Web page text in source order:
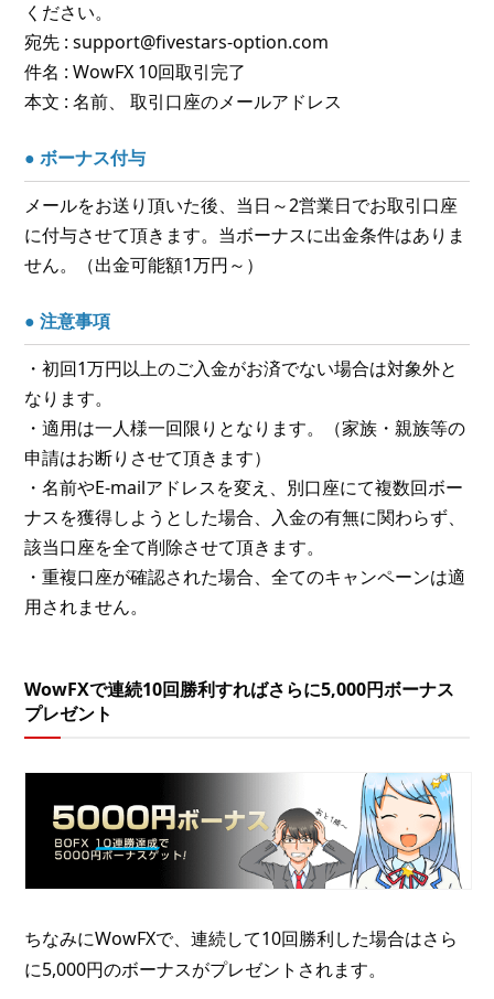
ください。
宛先 : support@fivestars-option.com
件名 : WowFX 10回取引完了
本文 : 名前、 取引口座のメールアドレス
● ボーナス付与
メールをお送り頂いた後、当日～2営業日でお取引口座
に付与させて頂きます。当ボーナスに出金条件はありま
せん。（出金可能額1万円～）
● 注意事項
・初回1万円以上のご入金がお済でない場合は対象外と
なります。
・適用は一人様一回限りとなります。（家族・親族等の
申請はお断りさせて頂きます）
・名前やE-mailアドレスを変え、別口座にて複数回ボー
ナスを獲得しようとした場合、入金の有無に関わらず、
該当口座を全て削除させて頂きます。
・重複口座が確認された場合、全てのキャンペーンは適
用されません。
WowFXで連続10回勝利すればさらに5,000円ボーナス
プレゼント
ちなみにWowFXで、連続して10回勝利した場合はさら
に5,000円のボーナスがプレゼントされます。